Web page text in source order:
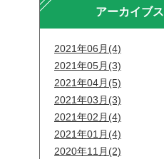
アーカイブス
2021年06月(4)
2021年05月(3)
2021年04月(5)
2021年03月(3)
2021年02月(4)
2021年01月(4)
2020年11月(2)